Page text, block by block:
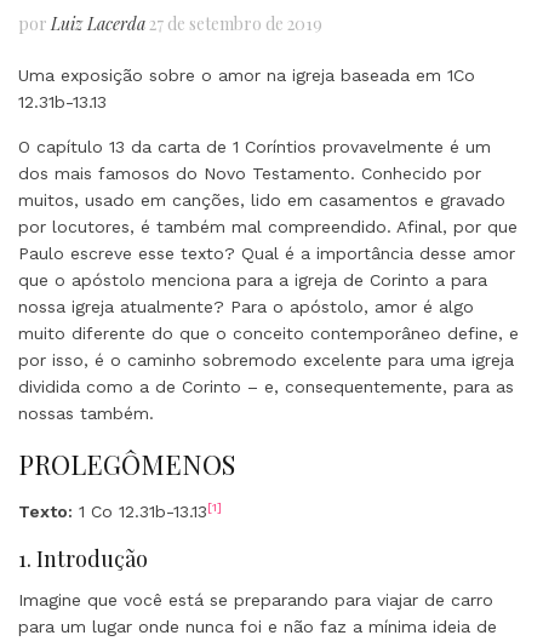
porLuiz Lacerda27 de setembro de 2019
Uma exposição sobre o amor na igreja baseada em 1Co
12.31b-13.13
O capítulo 13 da carta de 1 Coríntios provavelmente é um
dos mais famosos do Novo Testamento. Conhecido por
muitos, usado em canções, lido em casamentos e gravado
por locutores, é também mal compreendido. Afinal, por que
Paulo escreve esse texto? Qual é a importância desse amor
que o apóstolo menciona para a igreja de Corinto a para
nossa igreja atualmente? Para o apóstolo, amor é algo
muito diferente do que o conceito contemporâneo define, e
por isso, é o caminho sobremodo excelente para uma igreja
dividida como a de Corinto – e, consequentemente, para as
nossas também.
PROLEGÔMENOS
Texto: 1 Co 12.31b-13.13[1]
1. Introdução
Imagine que você está se preparando para viajar de carro
para um lugar onde nunca foi e não faz a mínima ideia de